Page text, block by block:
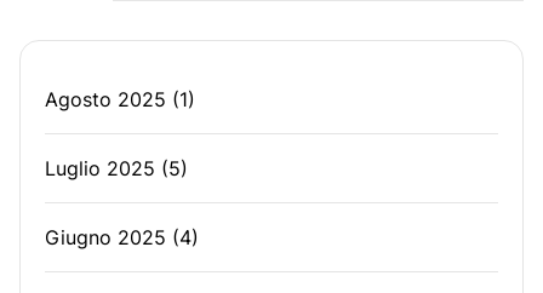
Agosto 2025 (1)
Luglio 2025 (5)
Giugno 2025 (4)